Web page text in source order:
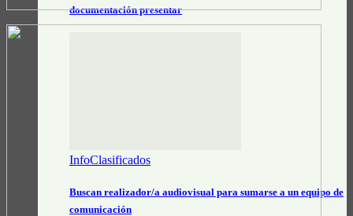
documentación presentar
InfoClasificados
Buscan realizador/a audiovisual para sumarse a un equipo de
comunicación